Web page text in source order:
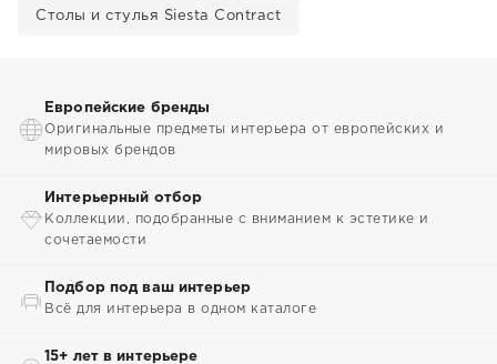
Столы и стулья Siesta Contract
Европейские бренды
Оригинальные предметы интерьера от европейских и
мировых брендов
Интерьерный отбор
Коллекции, подобранные с вниманием к эстетике и
сочетаемости
Подбор под ваш интерьер
Всё для интерьера в одном каталоге
15+ лет в интерьере